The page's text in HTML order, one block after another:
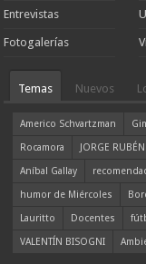
Entrevistas
Fotogalerías
Temas Nuevos
Americo Schvartzman
Rocamora
JORGE
Aníbal Gallay
humor de Miércoles
Lauritto
Docentes
VALENTÍN BISOGNI